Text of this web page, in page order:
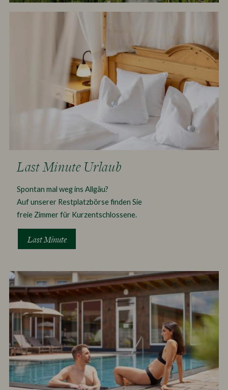
Last Minute Urlaub
Spontan mal weg ins Allgäu?
Auf unserer Restplatzbörse finden Sie
freie Zimmer für Kurzentschlossene.
Last Minute